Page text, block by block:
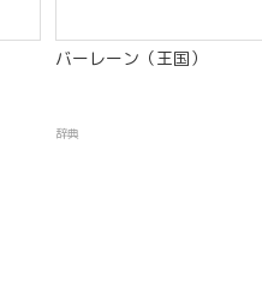
バーレーン（王国）
辞典